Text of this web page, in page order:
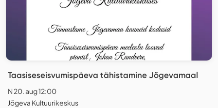
Taasiseseisvumispäeva tähistamine Jõgevamaal
N 20. aug 12:00
Jõgeva Kultuurikeskus